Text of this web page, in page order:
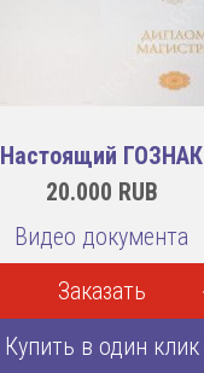
Настоящий ГОЗНАК
20.000 RUB
Видео документа
Заказать
Купить в один клик